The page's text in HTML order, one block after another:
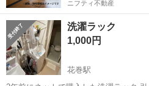
ニフティ不動産
洗濯ラック
1,000円
花巻駅